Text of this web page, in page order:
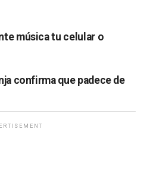
música tu celular o
confirma que padece de